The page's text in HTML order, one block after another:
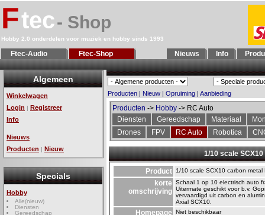
Ftec- Shop
Hobby 2.0 onderdelen voor muziek en hobby sinds 1993
Ftec-Audio Ftec-Shop Nieuws Info
Algemeen
Winkelwagen
Login | Registreer
Info
Nieuws
Producten | Nieuw
Specials
Hobby
Alle(nieuw)
Diensten
Gereedschap
Producten | Nieuw | Opruiming | Aanbieding
Producten -> Hobby -> RC Auto
Diensten
Gereedschap Materiaal
Drones
FPV RC Auto Robotica
1/10 scale
Product 1/10 scale SCX10 carbon metal
korte
omschrijving
Schaal 1 op 10 electrisch auto
Uitermate geschikt voor b.v.
vervaardigd uit carbon en
Axial SCX10.
Homepage Niet beschikbaar